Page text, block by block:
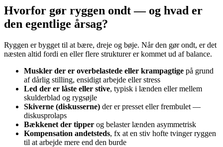
Hvorfor gør ryggen ondt — og hvad er
den egentlige årsag?
Ryggen er bygget til at bære, dreje og bøje. Når den gør ondt, er det
næsten altid fordi en eller flere strukturer er kommet ud af balance.
Muskler der er overbelastede eller krampagtige på grund
af dårlig stilling, ensidigt arbejde eller stress
Led der er låste eller stive, typisk i lænden eller mellem
skulderblad og rygsøjle
Skiverne (diskusserne) der er presset eller frembulet —
diskusprolaps
Bækkenet der tipper og belaster lænden asymmetrisk
Kompensation andetsteds, fx at en stiv hofte tvinger ryggen
til at arbejde mere end den burde